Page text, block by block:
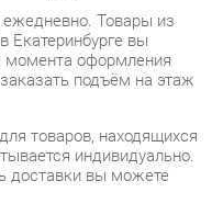
товаров, находящихся
индивидуально.
вы можете
доставку, а также в
вы можете
об отказе от покупки.
умывальники с тумбой
Если Вы